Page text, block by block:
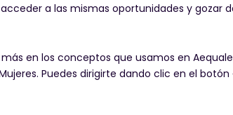
a las mismas oportunidades y gozar
en los conceptos que usamos en
Puedes dirigirte dando clic en el